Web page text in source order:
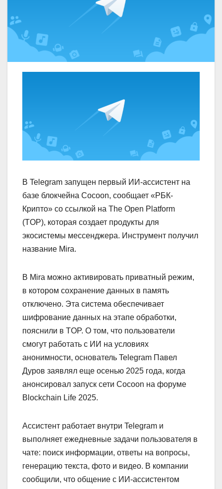
В Telegram запущен первый ИИ-ассистент на
базе блокчейна Cocoon, сообщает «РБК-
Крипто» со ссылкой на The Open Platform
(TOP), которая создает продукты для
экосистемы мессенджера. Инструмент получил
название Mira.
В Mira можно активировать приватный режим,
в котором сохранение данных в память
отключено. Эта система обеспечивает
шифрование данных на этапе обработки,
пояснили в TOP. О том, что пользователи
смогут работать с ИИ на условиях
анонимности, основатель Telegram Павел
Дуров заявлял еще осенью 2025 года, когда
анонсировал запуск сети Cocoon на форуме
Blockchain Life 2025.
Ассистент работает внутри Telegram и
выполняет ежедневные задачи пользователя в
чате: поиск информации, ответы на вопросы,
генерацию текста, фото и видео. В компании
сообщили, что общение с ИИ-ассистентом